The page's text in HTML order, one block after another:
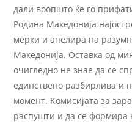
дали воопшто ќе го
Родина Македонија
мерки и апелира на
Македонија. Оставка од
очигледно не знaе да се
единствено разбирлива и
момент. Комисијата за
распушти и да се формира